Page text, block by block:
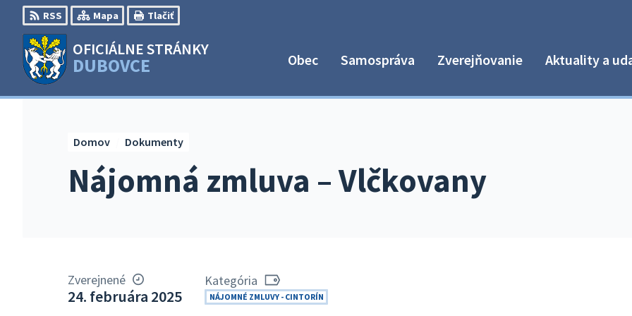
Preskočiť
na
obsah
RSS Mapa Tlačiť
OFICIÁLNE STRÁNKY
DUBOVCE Obec Samospráva Zverejňovanie Aktuality a
Nájomná zmluva – Vlčkovany
Domov Dokumenty
Zverejnené
24. februára 2025
Kategória
NÁJOMNÉ ZMLUVY - CINTORÍN